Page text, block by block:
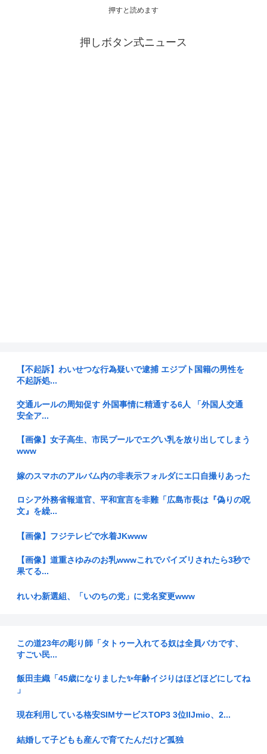
押すと読めます
押しボタン式ニュース
【不起訴】わいせつな行為疑いで逮捕 エジプト国籍の男性を
不起訴処...
交通ルールの周知促す 外国事情に精通する6人 「外国人交通
安全ア...
【画像】女子高生、市民プールでエグい乳を放り出してしまう
www
嫁のスマホのアルバム内の非表示フォルダにエ口自撮りあった
ロシア外務省報道官、平和宣言を非難「広島市長は『偽りの呪
文』を繰...
【画像】フジテレビで水着JKwww
【画像】道重さゆみのお乳wwwこれでパイズリされたら3秒で
果てる...
れいわ新選組、「いのちの党」に党名変更www
【話題】伝説の脱衣麻雀、VR対応で復活！懐古勢からキャラ
デザ変更...
【人事院勧告・国家公務員 (平均41・7歳）の平均年収739万
円...
ぶっちゃけ戦争で人が死にまくるのって普通に面白くね？
世界のEV平均価格がHV下回る 中国車が新興国に流入、日本勢
この道23年の彫り師「タトゥー入れてる奴は全員バカです、
すごい民...
飯田圭織「45歳になりました✨年齢イジりはほどほどにしてね
」
現在利用している格安SIMサービスTOP3 3位IIJmio、2...
結婚して子どもも産んで育てたんだけど孤独